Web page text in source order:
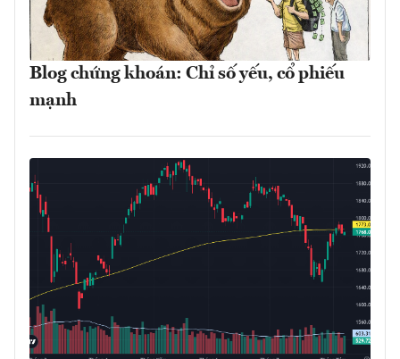
Blog chứng khoán: Chỉ số yếu, cổ phiếu
mạnh